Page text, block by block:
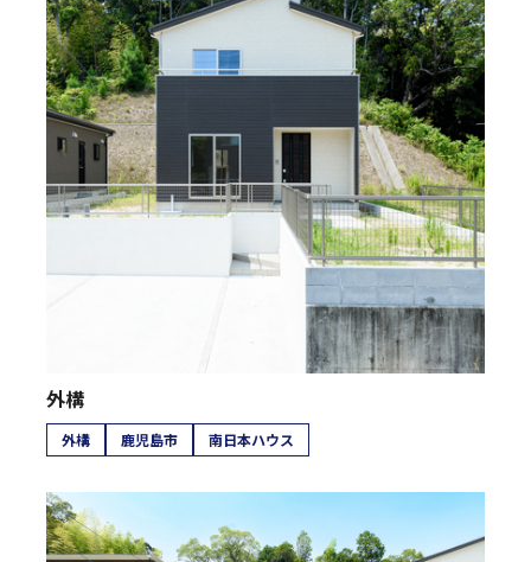
外構
外構 鹿児島市 南日本ハウス